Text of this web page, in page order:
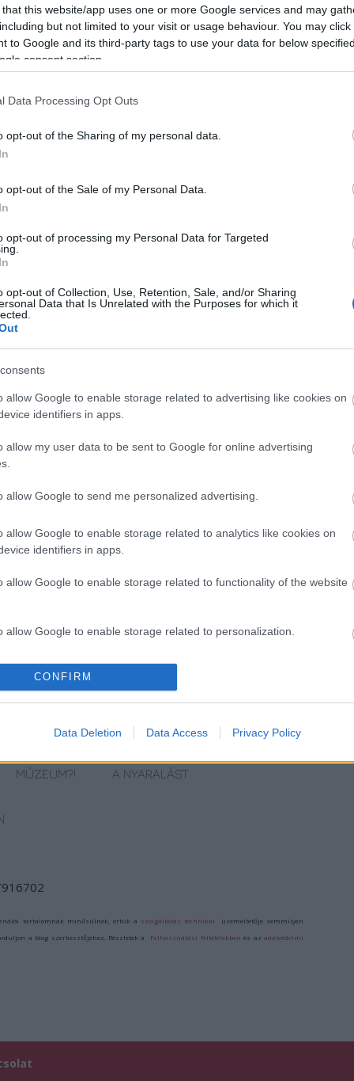
that this website/app uses one or more Google services and may
but not limited to your visit or usage behaviour. You may
to Google and its third-party tags to use your data for below
consent section.
Data Processing Opt Outs
opt-out of the Sharing of my personal data.
opt-out of the Sale of my Personal Data.
opt-out of processing my Personal Data for Targeted
opt-out of Collection, Use, Retention, Sale, and/or Sharing
Data that Is Unrelated with the Purposes for which it
allow Google to enable storage related to advertising like cookies on
identifiers in apps.
allow my user data to be sent to Google for online advertising
allow Google to send me personalized advertising.
allow Google to enable storage related to analytics like cookies on
identifiers in apps.
allow Google to enable storage related to functionality of the website
allow Google to enable storage related to personalization.
allow Google to enable storage related to security, including
CONFIRM
Data Deletion Data Access Privacy Policy
combvért 29 centiméter hosszú, cső formájú, a
pedig 23,5 cm X 10 cm, illetve 40 cm X
méretű. Mindkettőn hornyok biztosítják a lemezek
való kapcsolódását. A sírba előkelő nemest,
erre utal az is, hogy számos bronzfegyver,
is voltak mellette.
A feltárás során egy másik sírból a
került elő egy edényből.
GYÓGYÍTÓ
MÚZEUM?!
KALAND SZÍNEZI
A NYARALÁST
TAVASZKÖSZÖNTŐ
tartalomnak minősülnek, értük a szolgáltatás technikai üzemeltetője semmilyen
a blog szerkesztőjéhez. Részletek a Felhasználási feltételekben és azadatvédelmi